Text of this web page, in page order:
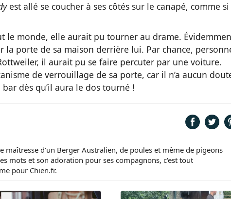
est allé se coucher à ses côtés sur le canapé, comme si
le monde, elle aurait pu tourner au drame.
la porte de sa maison derrière lui. Par chance,
il aurait pu se faire percuter par une voiture.
de verrouillage de sa porte, car il n’a aucun
dès qu’il aura le dos tourné !
maîtresse d'un Berger Australien, de poules et même de pigeons
mots et son adoration pour ses compagnons, c'est tout
pour Chien.fr.